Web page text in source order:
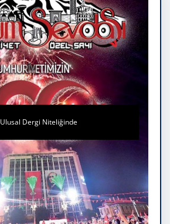
Ulusal Dergi Niteliğinde